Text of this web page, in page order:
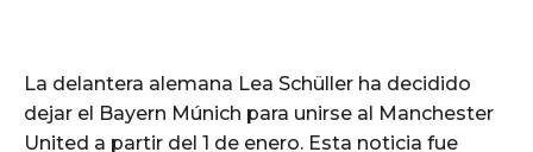
La delantera alemana Lea Schüller ha decidido
dejar el Bayern Múnich para unirse al Manchester
United a partir del 1 de enero. Esta noticia fue